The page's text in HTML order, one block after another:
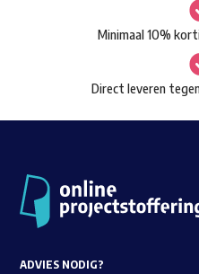
Minimaal 10%
Direct leveren
ADVIES NODIG?